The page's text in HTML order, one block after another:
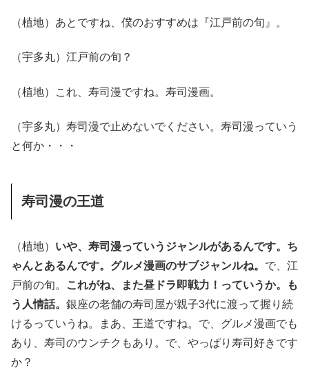
（植地）あとですね、僕のおすすめは『江戸前の旬』。
（宇多丸）江戸前の旬？
（植地）これ、寿司漫ですね。寿司漫画。
（宇多丸）寿司漫で止めないでください。寿司漫っていう
と何か・・・
寿司漫の王道
（植地） いや、寿司漫っていうジャンルがあるんです。ち
ゃんとあるんです。グルメ漫画のサブジャンルね。 で、江
戸前の旬。
これがね、また昼ドラ即戦力！っていうか。も
う人情話。 銀座の老舗の寿司屋が親子3代に渡って握り続
けるっていうね。まあ、王道ですね。で、グルメ漫画でも
あり、寿司のウンチクもあり。で、やっぱり寿司好きです
か？